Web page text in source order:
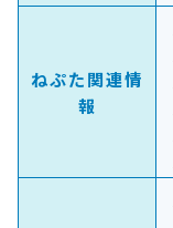
ねぷた関連情
報